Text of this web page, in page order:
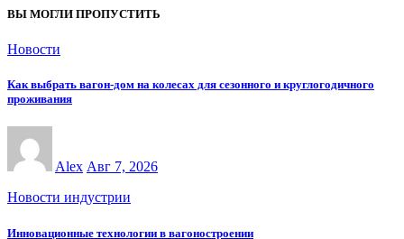
ВЫ МОГЛИ ПРОПУСТИТЬ
Новости
Как выбрать вагон-дом на колесах для сезонного и круглогодичного
проживания
Alex Авг 7, 2026
Новости индустрии
Инновационные технологии в вагоностроении